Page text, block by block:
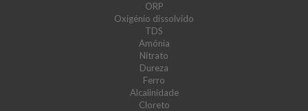
ORP
Oxigénio dissolvido
TDS
Amónia
Nitrato
Dureza
Ferro
Alcalinidade
Cloreto